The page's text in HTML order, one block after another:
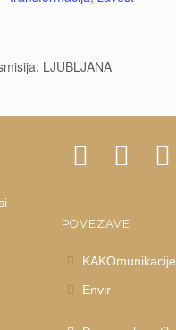
LJUBLJANA
POVEZAVE
KAKOmunikacije
Envir